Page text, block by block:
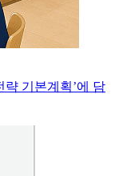
략 기본계획’에 담